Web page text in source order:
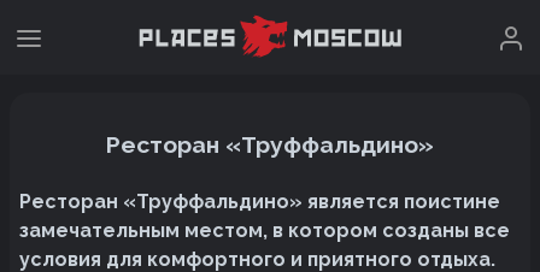
Ресторан «Труффальдино»
Ресторан «Труффальдино» является поистине
замечательным местом, в котором созданы все
условия для комфортного и приятного отдыха.